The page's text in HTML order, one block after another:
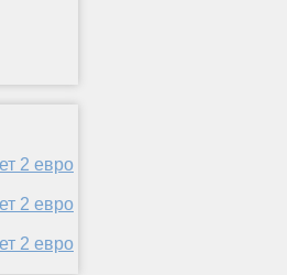
2 евро
2 евро
2 евро